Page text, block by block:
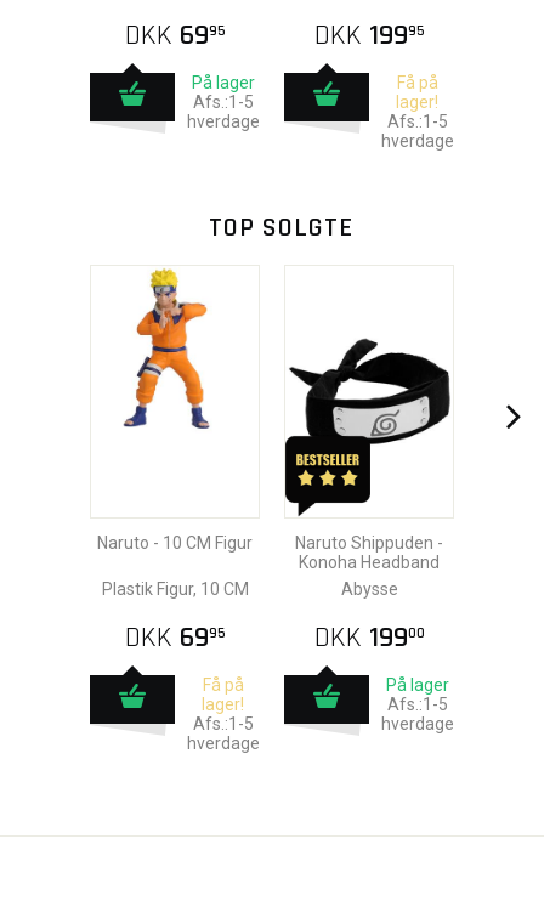
DKK 6995
På lager
Afs.:1-5
hverdage
DKK 19995
Få på
lager!
Afs.:1-5
hverdage
TOP SOLGTE
Naruto - 10 CM Figur
Plastik Figur, 10 CM
DKK 6995
Få på
lager!
Afs.:1-5
hverdage
Naruto Shippuden -
Konoha Headband
Abysse
DKK 19900
På lager
Afs.:1-5
hverdage